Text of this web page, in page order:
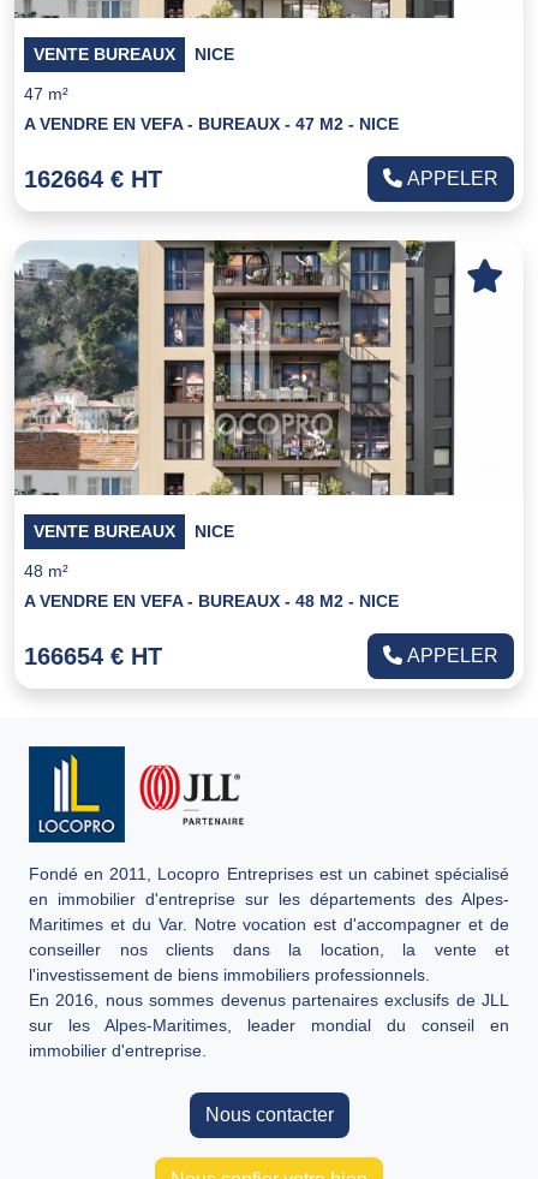
VENTE BUREAUX NICE
47 m²
A VENDRE EN VEFA - BUREAUX - 47 M2 - NICE
162664 € HT APPELER
VENTE BUREAUX NICE
48 m²
A VENDRE EN VEFA - BUREAUX - 48 M2 - NICE
166654 € HT APPELER
Fondé en 2011, Locopro Entreprises est un cabinet spécialisé
en immobilier d'entreprise sur les départements des Alpes-
Maritimes et du Var. Notre vocation est d'accompagner et de
conseiller nos clients dans la location, la vente et
l'investissement de biens immobiliers professionnels.
En 2016, nous sommes devenus partenaires exclusifs de JLL
sur les Alpes-Maritimes, leader mondial du conseil en
immobilier d'entreprise.
Nous contacter